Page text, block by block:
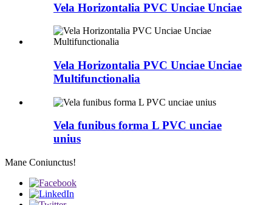
Vela Horizontalia PVC Unciae Unciae
Vela Horizontalia PVC Unciae Unciae
Multifunctionalia
Vela funibus forma L PVC unciae
unius
Mane Coniunctus!